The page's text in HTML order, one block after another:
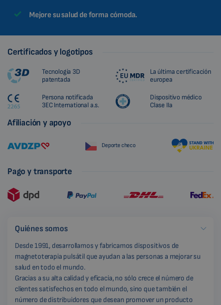
Mejore su salud de forma cómoda.
Certificados y logotipos
Tecnología 3D
patentada
La última certificación
europea
Persona notificada
3EC International a.s.
Dispositivo médico
Clase IIa
Afiliación y apoyo
Deporte checo
Pago y transporte
Quiénes somos
Desde 1991, desarrollamos y fabricamos dispositivos de
magnetoterapia pulsátil que ayudan a las personas a mejorar su
salud en todo el mundo.
Gracias a su alta calidad y eficacia, no sólo crece el número de
clientes satisfechos en todo el mundo, sino que también el
número de distribuidores que desean promover un producto